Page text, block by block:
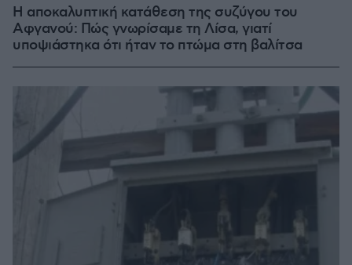
Η αποκαλυπτική κατάθεση της συζύγου του
Αφγανού: Πώς γνωρίσαμε τη Λίσα, γιατί
υποψιάστηκα ότι ήταν το πτώμα στη βαλίτσα